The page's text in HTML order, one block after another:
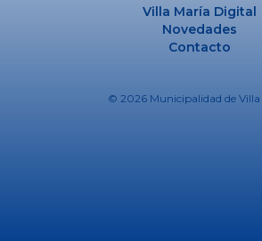
Villa María Digital
Novedades
Contacto
© 2026 Municipalidad de Villa